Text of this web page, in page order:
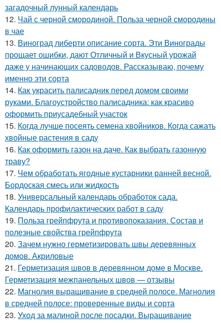
загадочный лунный календарь
12. Чай с черной смородиной. Польза черной смородины
в чае
13. Виноград либерти описание сорта. Эти Винограды
прощает ошибки, дают Отличный и Вкусный урожай
даже у начинающих садоводов. Рассказываю, почему
именно эти сорта
14. Как украсить палисадник перед домом своими
руками. Благоустройство палисадника: как красиво
оформить приусадебный участок
15. Когда лучше посеять семена хвойников. Когда сажать
хвойные растения в саду
16. Как оформить газон на даче. Как выбрать газонную
траву?
17. Чем обработать ягодные кустарники ранней весной.
Бордоская смесь или жидкость
18. Универсальный календарь обработок сада.
Календарь профилактических работ в саду
19. Польза грейпфрута и противопоказания. Состав и
полезные свойства грейпфрута
20. Зачем нужно герметизировать швы деревянных
домов. Акриловые
21. Герметизация швов в деревянном доме в Москве.
Герметизация межпанельных швов — отзывы
22. Магнолия выращивание в средней полосе. Магнолия
в средней полосе: проверенные виды и сорта
23. Уход за малиной после посадки. Выращивание